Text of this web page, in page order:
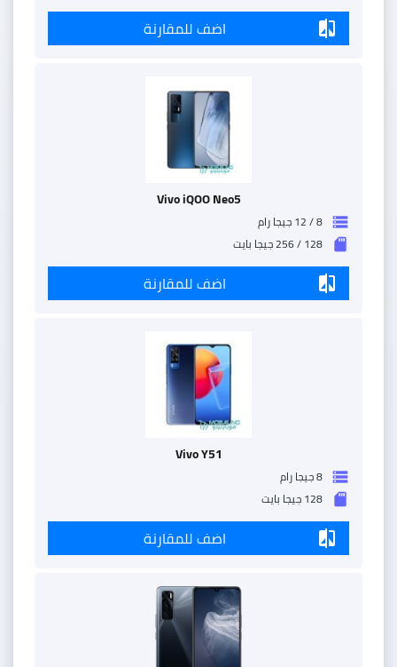
compare اضف للمقارنة
Vivo iQOO Neo5
storage 8 / 12 جيجا رام
sd_storage 128 / 256 جيجا بايت
compare اضف للمقارنة
Vivo Y51
storage 8 جيجا رام
sd_storage 128 جيجا بايت
compare اضف للمقارنة